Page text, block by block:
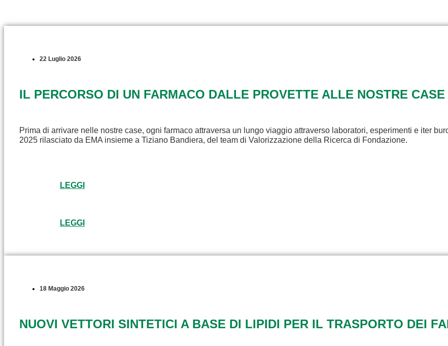
22 Luglio 2026
IL PERCORSO DI UN FARMACO DALLE PROVETTE ALLE NOSTRE CASE
Prima di arrivare nelle nostre case, ogni farmaco attraversa un lungo viaggio attraverso laboratori, esperimenti e iter
2025 rilasciato da EMA insieme a Tiziano Bandiera, del team di Valorizzazione della Ricerca di Fondazione.
LEGGI
LEGGI
18 Maggio 2026
NUOVI VETTORI SINTETICI A BASE DI LIPIDI PER IL TRASPORTO DEI